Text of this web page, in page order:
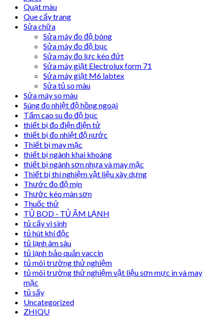
Quạt màu
Que cấy trang
Sửa chữa
Sửa máy đo độ bóng
Sửa máy đo độ bục
Sửa máy đo lực kéo đứt
Sửa máy giặt Electrolux form 71
Sửa máy giặt M6 labtex
Sửa tủ so màu
Sửa máy so màu
Súng đo nhiệt độ hồng ngoại
Tấm cao su đo độ bục
thiết bị đo điện điện tử
thiết bị đo nhiệt độ nước
Thiết bị may mặc
thiết bị ngành khai khoáng
thiết bị ngành sơn nhựa và may mặc
Thiết bị thí nghiệm vật liệu xây dựng
Thước đo độ mịn
Thước kéo màn sơn
Thuốc thử
TỦ BOD - TỦ ẤM LẠNH
tủ cấy vi sinh
tủ hút khí độc
tủ lạnh âm sâu
tủ lạnh bảo quản vaccin
tủ môi trường thử nghiệm
tủ môi trường thử nghiệm vật liệu sơn mực in và may
mặc
tủ sấy
Uncategorized
ZHIQU